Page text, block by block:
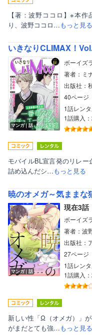
【著：波野ココロ】※本
り、波野ココロ…もっと見る
いきなりCLIMAX！
マンガ｜話
ボーイズ
著者：ミ
出版社：
40ページ
1話レン
1話購入
モバイルBL宣言発のリレ
詰め込んだシ…もっと見る
暁のオメガ～気ままな
マンガ｜話
現在3話
ボーイズ
著者：波
出版社：
27ページ
1話レン
1話購入
新しい性「Ω（オメガ）」
がまだとても強…もっと見る
ボーイズラブ
ティーンズラブ
美女・美少女
女性写真集